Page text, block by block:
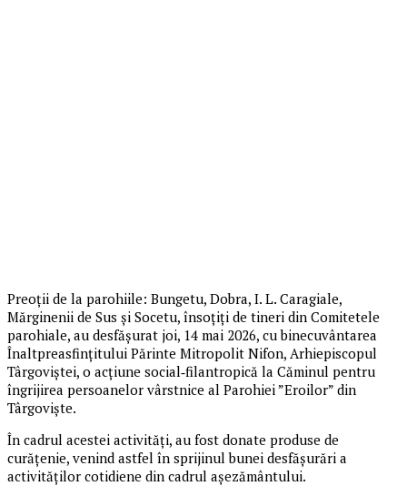
Preoții de la parohiile: Bungetu, Dobra, I. L. Caragiale,
Mărginenii de Sus și Socetu, însoțiți de tineri din Comitetele
parohiale, au desfășurat joi, 14 mai 2026, cu binecuvântarea
Înaltpreasfințitului Părinte Mitropolit Nifon, Arhiepiscopul
Târgoviștei, o acțiune social‑filantropică la Căminul pentru
îngrijirea persoanelor vârstnice al Parohiei ”Eroilor” din
Târgoviște.
În cadrul acestei activități, au fost donate produse de
curățenie, venind astfel în sprijinul bunei desfășurări a
activităților cotidiene din cadrul așezământului.